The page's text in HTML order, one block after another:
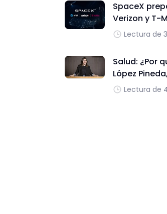
SpaceX
Verizon y T-
Lectura de
Salud: ¿Por
López
Lectura de